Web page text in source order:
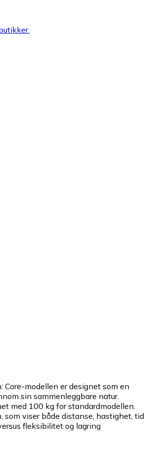
modellen er designet som en
sin sammenleggbare natur.
med 100 kg for standardmodellen.
viser både distanse, hastighet, tid
fleksibilitet og lagring